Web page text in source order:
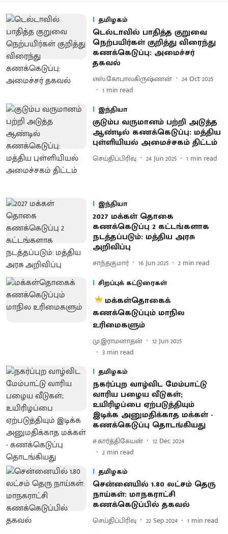
தமிழகம்
டெல்டாவில் பாதித்த குறுவை
நெற்பயிர்கள் குறித்து விரைந்து
கணக்கெடுப்பு: அமைச்சர்
தகவல்
எஸ்.கோபாலகிருஷ்ணன்
24 Oct 2025
1 min read
இந்தியா
குடும்ப வருமானம் பற்றி அடுத்த
ஆண்டில் கணக்கெடுப்பு: மத்திய
புள்ளியியல் அமைச்சகம் திட்டம்
செய்திப்பிரிவு 24 Jun 2025 1 min read
இந்தியா
2027 மக்கள் தொகை
கணக்கெடுப்பு 2 கட்டங்களாக
நடத்தப்படும்: மத்திய அரசு
அறிவிப்பு
சாந்தகுமார் 16 Jun 2025 2 min read
சிறப்புக் கட்டுரைகள்
மக்கள்தொகைக்
கணக்கெடுப்பும் மாநில
உரிமைகளும்
மு.இராமனாதன்
12 Jun 2025
3 min read
தமிழகம்
நகர்ப்புற வாழ்விட மேம்பாட்டு
வாரிய பழைய வீடுகள்;
உயிரிழப்பை ஏற்படுத்தியும்
இடிக்க அனுமதிக்காத மக்கள் -
கணக்கெடுப்பு தொடங்கியது
ச.கார்த்திகேயன்
12 Dec 2024
2 min read
தமிழகம்
சென்னையில் 1.80 லட்சம் தெரு
நாய்கள்: மாநகராட்சி
கணக்கெடுப்பில் தகவல்
செய்திப்பிரிவு 22 Sep 2024 1 min read